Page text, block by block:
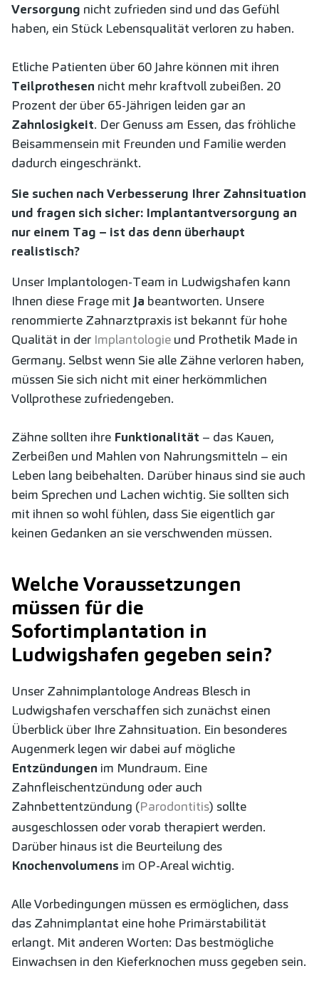
Versorgung nicht zufrieden sind und das Gefühl
haben, ein Stück Lebensqualität verloren zu haben.
Etliche Patienten über 60 Jahre können mit ihren
Teilprothesen nicht mehr kraftvoll zubeißen. 20
Prozent der über 65-Jährigen leiden gar an
Zahnlosigkeit. Der Genuss am Essen, das fröhliche
Beisammensein mit Freunden und Familie werden
dadurch eingeschränkt.
Sie suchen nach Verbesserung Ihrer Zahnsituation
und fragen sich sicher: Implantantversorgung an
nur einem Tag – ist das denn überhaupt
realistisch?
Unser Implantologen-Team in Ludwigshafen kann
Ihnen diese Frage mit Ja beantworten. Unsere
renommierte Zahnarztpraxis ist bekannt für hohe
Qualität in der Implantologie und Prothetik Made in
Germany. Selbst wenn Sie alle Zähne verloren haben,
müssen Sie sich nicht mit einer herkömmlichen
Vollprothese zufriedengeben.
Zähne sollten ihre Funktionalität – das Kauen,
Zerbeißen und Mahlen von Nahrungsmitteln – ein
Leben lang beibehalten. Darüber hinaus sind sie auch
beim Sprechen und Lachen wichtig. Sie sollten sich
mit ihnen so wohl fühlen, dass Sie eigentlich gar
keinen Gedanken an sie verschwenden müssen.
Welche Voraussetzungen
müssen für die
Sofortimplantation in
Ludwigshafen gegeben sein?
Unser Zahnimplantologe Andreas Blesch in
Ludwigshafen verschaffen sich zunächst einen
Überblick über Ihre Zahnsituation. Ein besonderes
Augenmerk legen wir dabei auf mögliche
Entzündungen im Mundraum. Eine
Zahnfleischentzündung oder auch
Zahnbettentzündung (Parodontitis) sollte
ausgeschlossen oder vorab therapiert werden.
Darüber hinaus ist die Beurteilung des
Knochenvolumens im OP-Areal wichtig.
Alle Vorbedingungen müssen es ermöglichen, dass
das Zahnimplantat eine hohe Primärstabilität
erlangt. Mit anderen Worten: Das bestmögliche
Einwachsen in den Kieferknochen muss gegeben sein.